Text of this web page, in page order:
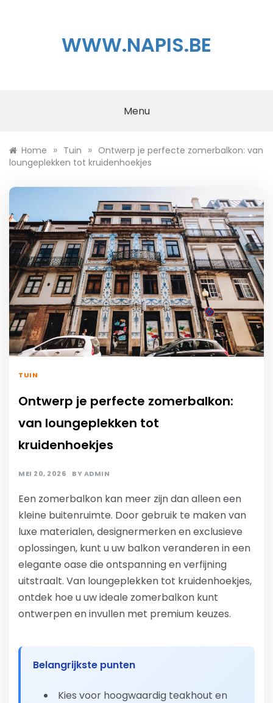
WWW.NAPIS.BE
Menu
Home » Tuin » Ontwerp je perfecte zomerbalkon: van
loungeplekken tot kruidenhoekjes
TUIN
Ontwerp je perfecte zomerbalkon:
van loungeplekken tot
kruidenhoekjes
MEI 20, 2026 BYADMIN
Een zomerbalkon kan meer zijn dan alleen een
kleine buitenruimte. Door gebruik te maken van
luxe materialen, designermerken en exclusieve
oplossingen, kunt u uw balkon veranderen in een
elegante oase die ontspanning en verfijning
uitstraalt. Van loungeplekken tot kruidenhoekjes,
ontdek hoe u uw ideale zomerbalkon kunt
ontwerpen en invullen met premium keuzes.
Belangrijkste punten
Kies voor hoogwaardig teakhout en